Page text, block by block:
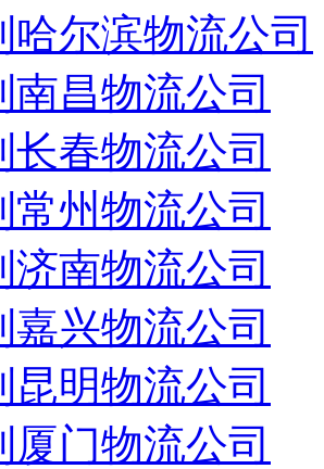
哈尔滨物流公司
南昌物流公司
长春物流公司
常州物流公司
济南物流公司
嘉兴物流公司
昆明物流公司
厦门物流公司